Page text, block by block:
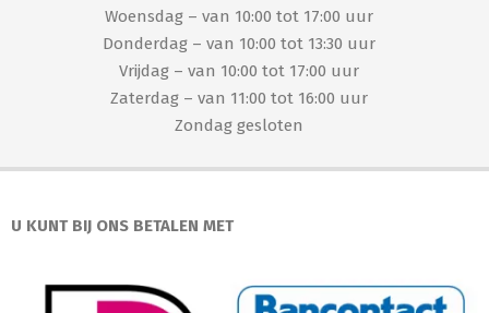
Woensdag – van 10:00 tot 17:00 uur
Donderdag – van 10:00 tot 13:30 uur
Vrijdag – van 10:00 tot 17:00 uur
Zaterdag – van 11:00 tot 16:00 uur
Zondag gesloten
U KUNT BIJ ONS BETALEN MET